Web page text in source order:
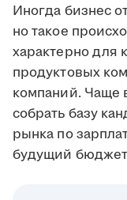
Иногда бизнес
но такое
характерно для
продуктовых
компаний. Чаще
собрать базу
рынка по
будущий